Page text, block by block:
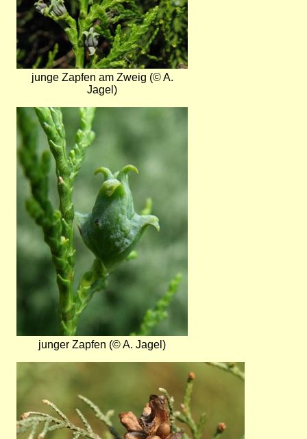
junge Zapfen am Zweig (© A.
Jagel)
Bild
junger Zapfen (© A. Jagel)
Bild